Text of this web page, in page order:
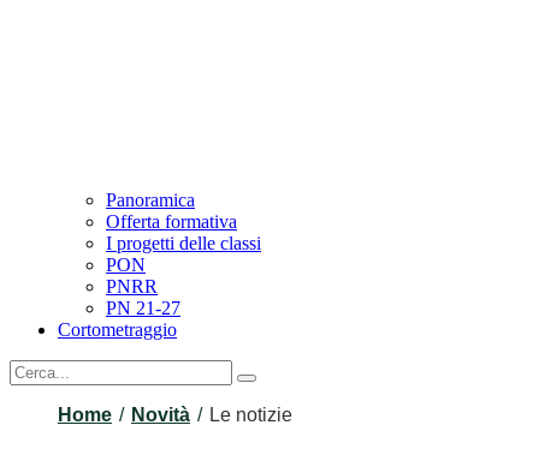
Panoramica
Offerta formativa
I progetti delle classi
PON
PNRR
PN 21-27
Cortometraggio
Home Novità Le notizie